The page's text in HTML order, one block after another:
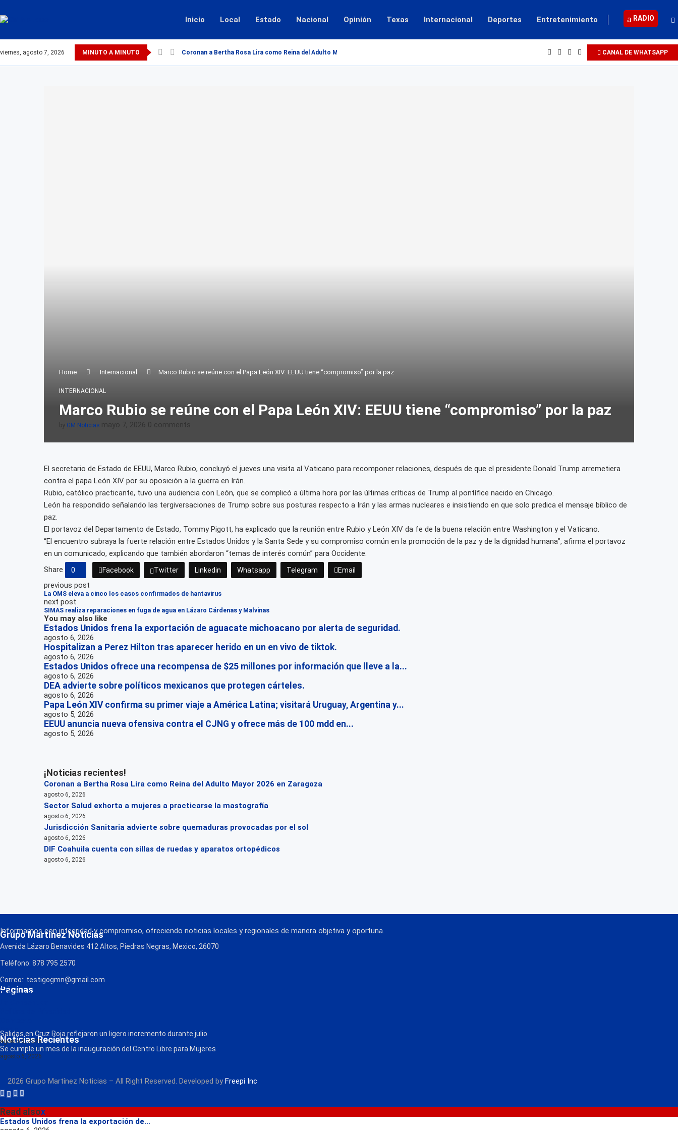
Inicio Local Estado Nacional Opinión Texas Internacional Deportes Entretenimiento RADIO
viernes, agosto 7, 2026 MINUTO A MINUTO Coronan a Bertha Rosa Lira como Reina del Adulto Mayor 2026... CANAL DE WHATSAPP
Home Internacional Marco Rubio se reúne con el Papa León XIV: EEUU tiene “compromiso” por la paz
INTERNACIONAL
Marco Rubio se reúne con el Papa León XIV: EEUU tiene “compromiso” por la paz
by GM Noticias mayo 7, 2026 0 comments
El secretario de Estado de EEUU, Marco Rubio, concluyó el jueves una visita al Vaticano para recomponer relaciones, después de que el presidente Donald Trump arremetiera
contra el papa León XIV por su oposición a la guerra en Irán.
Rubio, católico practicante, tuvo una audiencia con León, que se complicó a última hora por las últimas críticas de Trump al pontífice nacido en Chicago.
León ha respondido señalando las tergiversaciones de Trump sobre sus posturas respecto a Irán y las armas nucleares e insistiendo en que solo predica el mensaje bíblico de
paz.
El portavoz del Departamento de Estado, Tommy Pigott, ha explicado que la reunión entre Rubio y León XIV da fe de la buena relación entre Washington y el Vaticano.
“El encuentro subraya la fuerte relación entre Estados Unidos y la Santa Sede y su compromiso común en la promoción de la paz y de la dignidad humana”, afirma el portavoz
en un comunicado, explicando que también abordaron “temas de interés común” para Occidente.
Share
0 Facebook Twitter Linkedin Whatsapp Telegram Email
previous post
La OMS eleva a cinco los casos confirmados de hantavirus
next post
SIMAS realiza reparaciones en fuga de agua en Lázaro Cárdenas y Malvinas
You may also like
Estados Unidos frena la exportación de aguacate michoacano por alerta de seguridad.
agosto 6, 2026
Hospitalizan a Perez Hilton tras aparecer herido en un en vivo de tiktok.
agosto 6, 2026
Estados Unidos ofrece una recompensa de $25 millones por información que lleve a la...
agosto 6, 2026
DEA advierte sobre políticos mexicanos que protegen cárteles.
agosto 6, 2026
Papa León XIV confirma su primer viaje a América Latina; visitará Uruguay, Argentina y...
agosto 5, 2026
EEUU anuncia nueva ofensiva contra el CJNG y ofrece más de 100 mdd en...
agosto 5, 2026
¡Noticias recientes!
Coronan a Bertha Rosa Lira como Reina del Adulto Mayor 2026 en Zaragoza
agosto 6, 2026
Sector Salud exhorta a mujeres a practicarse la mastografía
agosto 6, 2026
Jurisdicción Sanitaria advierte sobre quemaduras provocadas por el sol
agosto 6, 2026
DIF Coahuila cuenta con sillas de ruedas y aparatos ortopédicos
agosto 6, 2026
Grupo Martínez Noticias
Informamos con integridad y compromiso, ofreciendo noticias locales y regionales de manera objetiva y oportuna.
Avenida Lázaro Benavides 412 Altos, Piedras Negras, Mexico, 26070
Teléfono: 878 795 2570
Correo:: testigogmn@gmail.com
Páginas
¡Descarga nuestra App!
FM Globo
Radio
Noticias Recientes
Salidas en Cruz Roja reflejaron un ligero incremento durante julio
agosto 6, 2026
Se cumple un mes de la inauguración del Centro Libre para Mujeres
agosto 6, 2026
2026 Grupo Martínez Noticias – All Right Reserved. Developed by Freepi Inc
Read alsox
Estados Unidos frena la exportación de...